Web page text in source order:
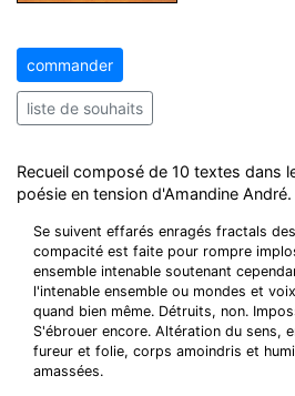
commander
liste de souhaits
Recueil composé de 10 textes dans
poésie en tension d'Amandine
Se suivent effarés enragés fractals
compacité est faite pour rompre
ensemble intenable soutenant
l'intenable ensemble ou mondes et
quand bien même. Détruits, non.
S'ébrouer encore. Altération du sens,
fureur et folie, corps amoindris et
amassées.